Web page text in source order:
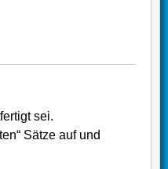
sei.
Sätze auf und